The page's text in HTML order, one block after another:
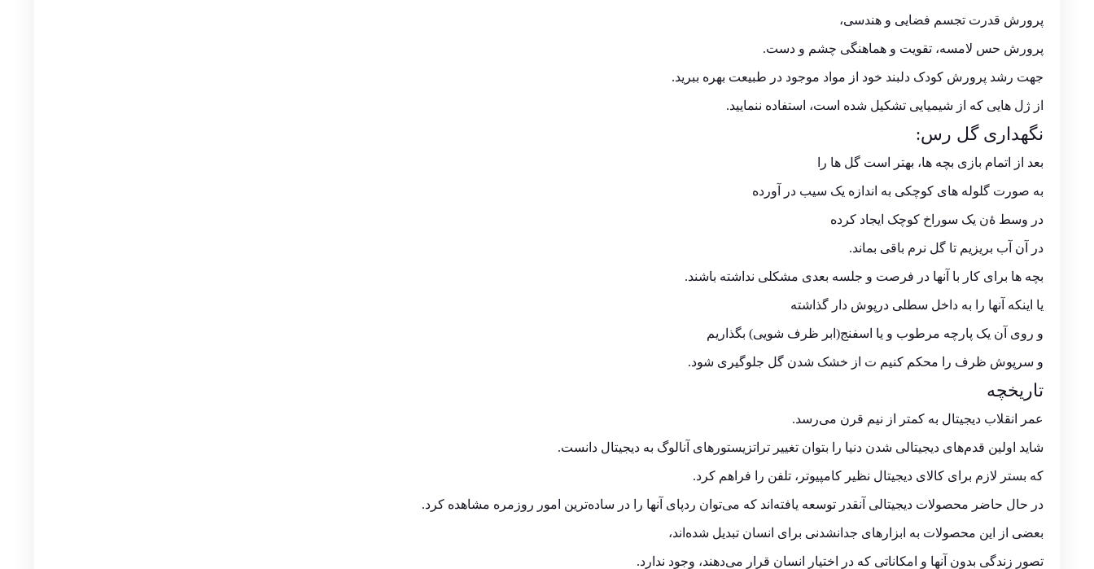
پرورش قدرت تجسم فضایی و هندسی،
پرورش حس لامسه، تقویت و هماهنگی چشم و دست.
جهت رشد پرورش کودک دلبند خود از مواد موجود در طبیعت بهره ببرید.
از ژل هایی که از شیمیایی تشکیل شده است، استفاده ننمایید.
نگهداری گل رس:
بعد از اتمام بازی بچه ها، بهتر است گل ها را
به صورت گلوله های کوچکی به اندازه یک سیب در آورده
در وسط ۀن یک سوراخ کوچک ایجاد کرده
در آن آب بریزیم تا گل نرم باقی بماند.
بچه ها برای کار با آنها در فرصت و جلسه بعدی مشکلی نداشته باشند.
یا اینکه آنها را به داخل سطلی درپوش دار گذاشته
و روی آن یک پارچه مرطوب و یا اسفنج(ابر ظرف شویی) بگذاریم
و سرپوش ظرف را محکم کنیم ت از خشک شدن گل جلوگیری شود.
تاریخچه
عمر انقلاب دیجیتال به کمتر از نیم قرن می‌رسد.
شاید اولین قدم‌های دیجیتالی شدن دنیا را بتوان تغییر تراتزیستورهای آنالوگ به دیجیتال دانست.
که بستر لازم برای کالای دیجیتال نظیر کامپیوتر، تلفن را فراهم کرد.
در حال حاضر محصولات دیجیتالی آنقدر توسعه یافته‌اند که می‌توان ردپای آنها را در ساده‌ترین امور روزمره مشاهده کرد.
بعضی از این محصولات به ابزارهای جدانشدنی برای انسان تبدیل شده‌اند،
تصور زندگی بدون آنها و امکاناتی که در اختیار انسان قرار می‌دهند، وجود ندارد.